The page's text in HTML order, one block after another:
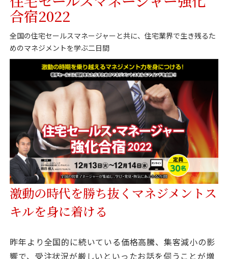
会社概要
03-6281-9596
資料請求 最新セミナー
お問い合わせ
合宿2022
全国の住宅セールスマネージャーと共に、住宅業界で生き残るた
めのマネジメントを学ぶ二日間
激動の時代を勝ち抜くマネジメントス
キルを身に着ける
昨年より全国的に続いている価格高騰、集客減小の影
響で、受注状況が厳しいといったお話を伺うことが増